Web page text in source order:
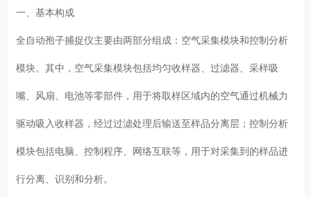
一、基本构成
全自动孢子捕捉仪主要由两部分组成：空气采集模块和控制分析
模块。其中，空气采集模块包括均匀收样器、过滤器、采样吸
嘴、风扇、电池等零部件，用于将取样区域内的空气通过机械力
驱动吸入收样器，经过过滤处理后输送至样品分离层；控制分析
模块包括电脑、控制程序、网络互联等，用于对采集到的样品进
行分离、识别和分析。